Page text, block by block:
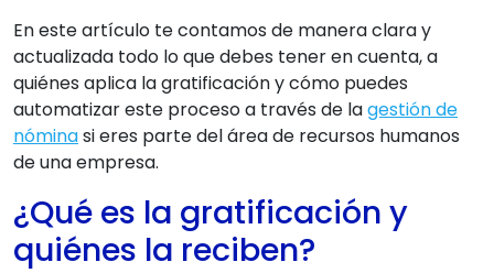
En este artículo te contamos de manera clara y
actualizada todo lo que debes tener en cuenta, a
quiénes aplica la gratificación y cómo puedes
automatizar este proceso a través de lagestión de
nóminasi eres parte del área de recursos humanos
de una empresa.
¿Qué es la gratificación y
quiénes la reciben?